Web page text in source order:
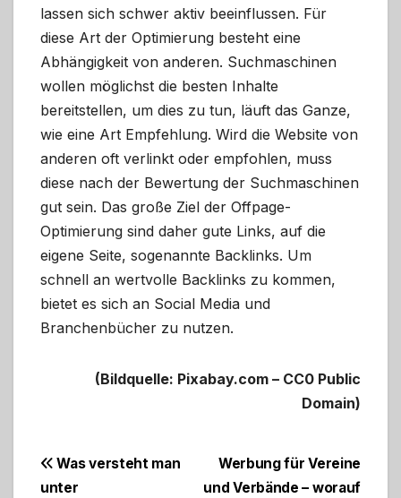
lassen sich schwer aktiv beeinflussen. Für
diese Art der Optimierung besteht eine
Abhängigkeit von anderen. Suchmaschinen
wollen möglichst die besten Inhalte
bereitstellen, um dies zu tun, läuft das Ganze,
wie eine Art Empfehlung. Wird die Website von
anderen oft verlinkt oder empfohlen, muss
diese nach der Bewertung der Suchmaschinen
gut sein. Das große Ziel der Offpage-
Optimierung sind daher gute Links, auf die
eigene Seite, sogenannte Backlinks. Um
schnell an wertvolle Backlinks zu kommen,
bietet es sich an Social Media und
Branchenbücher zu nutzen.
(Bildquelle: Pixabay.com – CC0 Public
Domain)
Beitragsnavigation
Werbung für Vereine
und Verbände – worauf
Was versteht man
unter